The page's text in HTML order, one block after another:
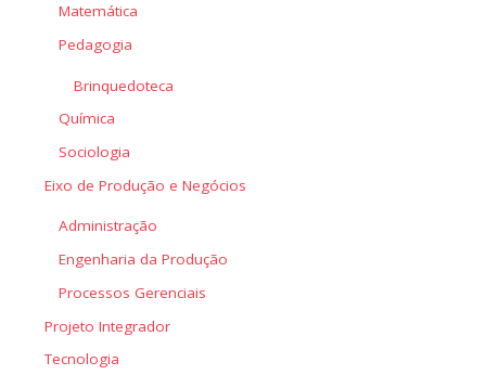
Matemática
Pedagogia
Brinquedoteca
Química
Sociologia
Eixo de Produção e Negócios
Administração
Engenharia da Produção
Processos Gerenciais
Projeto Integrador
Tecnologia